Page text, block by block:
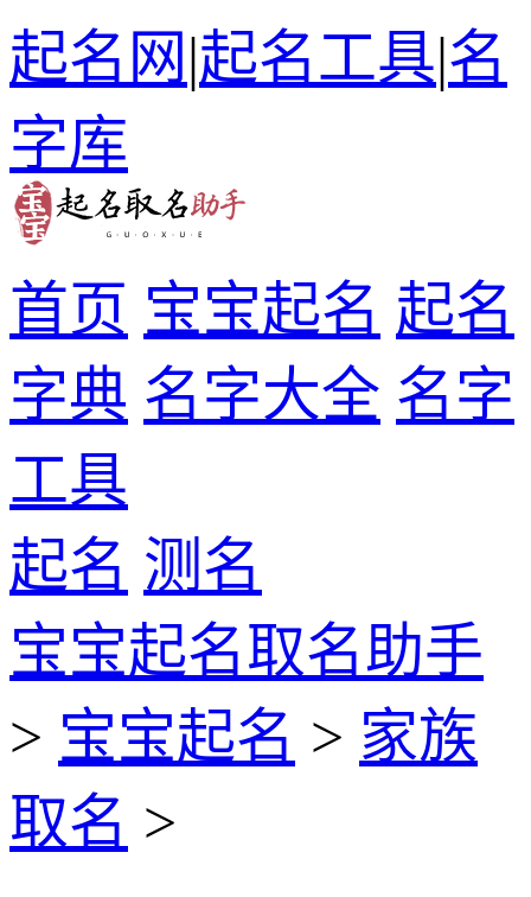
起名网|起名工具|名
字库
首页 宝宝起名 起名
字典 名字大全 名字
工具
起名 测名
宝宝起名取名助手
> 宝宝起名 > 家族
取名 >